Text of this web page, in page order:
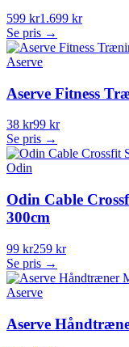
599 kr1.699 kr
Se pris →
Aserve
Aserve Fitness
38 kr99 kr
Se pris →
Odin
Odin Cable
300cm
99 kr259 kr
Se pris →
Aserve
Aserve